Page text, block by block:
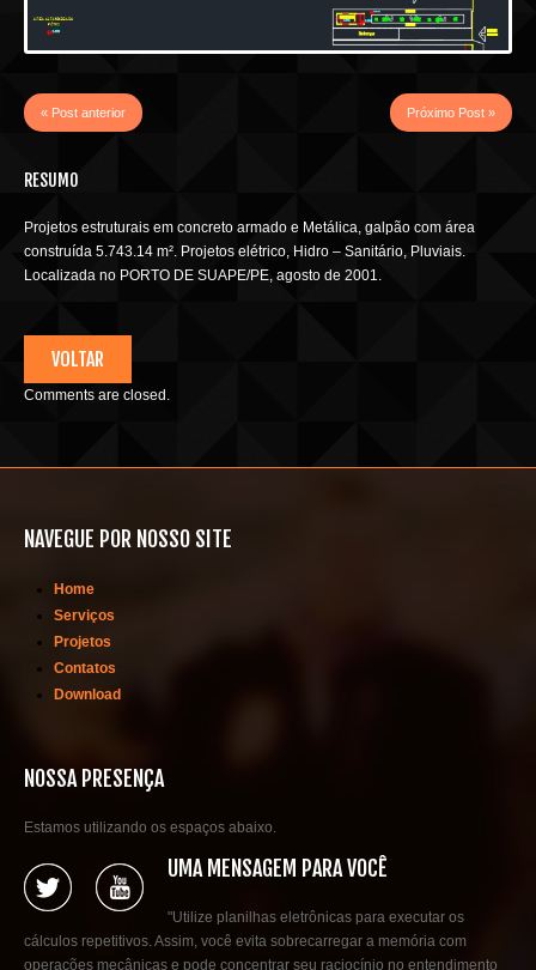
« Post anterior Próximo Post »
RESUMO
Projetos estruturais em concreto armado e Metálica, galpão com área
construída 5.743.14 m². Projetos elétrico, Hidro – Sanitário, Pluviais.
Localizada no PORTO DE SUAPE/PE, agosto de 2001.
VOLTAR
Comments are closed.
NAVEGUE POR NOSSO SITE
Home
Serviços
Projetos
Contatos
Download
NOSSA PRESENÇA
Estamos utilizando os espaços abaixo.
UMA MENSAGEM PARA VOCÊ
"Utilize planilhas eletrônicas para executar os
cálculos repetitivos. Assim, você evita sobrecarregar a memória com
operações mecânicas e pode concentrar seu raciocínio no entendimento